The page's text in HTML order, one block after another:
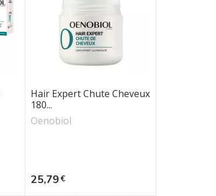
Hair Expert Chute Cheveux
180...
Oenobiol
Prix
25,79€